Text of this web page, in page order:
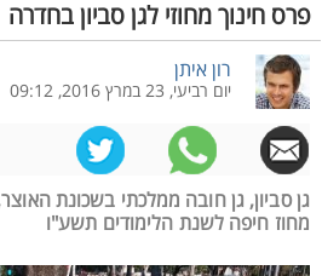
פרס חינוך מחוזי לגן סביון בחדרה
רון איתן
יום רביעי, 23 במרץ 2016, 09:12
גן סביון, גן חובה ממלכתי בשכונת
מחוז חיפה לשנת הלימודים תשע"ו